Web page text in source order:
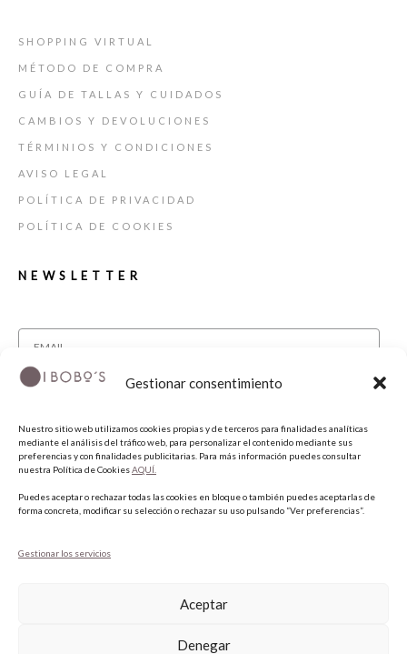
Gestionar consentimiento
Nuestro sitio web utilizamos cookies propias y de terceros para finalidades analíticas
mediante el análisis del tráfico web, para personalizar el contenido mediante sus
preferencias y con finalidades publicitarias. Para más información puedes consultar
nuestra Política de CookiesAQUÍ.
Puedes aceptar o rechazar todas las cookies en bloque o también puedes aceptarlas de
forma concreta, modificar su selección o rechazar su uso pulsando “Ver preferencias”.
Gestionar los servicios
Aceptar
Denegar
SHOPPING VIRTUAL
MÉTODO DE COMPRA
GUÍA DE TALLAS Y CUIDADOS
CAMBIOS Y DEVOLUCIONES
TÉRMINIOS Y CONDICIONES
AVISO LEGAL
POLÍTICA DE PRIVACIDAD
POLÍTICA DE COOKIES
NEWSLETTER
He leído y acepto la política de privacidad.
SUSCRIBIRME
SÍGUENOS